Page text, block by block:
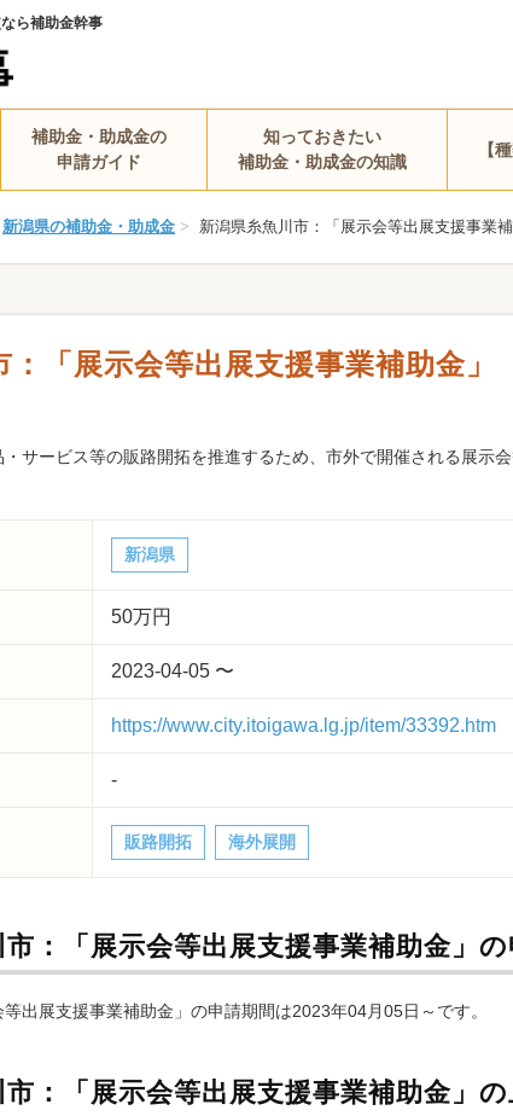
ら補助金幹事
補助金・助成金の
申請ガイド
知っておきたい
補助金・助成金の知識
【
新潟県の補助金・助成金 > 新潟県糸魚川市：「展示会等出展支援事業
：「展示会等出展支援事業補助金」
サービス等の販路開拓を推進するため、市外で開催される展示
新潟県
50万円
2023-04-05 〜
https://www.city.itoigawa.lg.jp/item/33392.htm
-
販路開拓 海外展開
：「展示会等出展支援事業補助金」の
出展支援事業補助金」の申請期間は2023年04月05日～です。
：「展示会等出展支援事業補助金」の